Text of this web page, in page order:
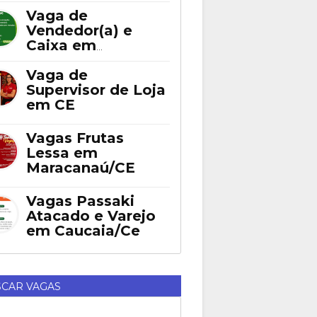
Vaga de
Vendedor(a) e
Caixa em
Vaga de
Supervisor de Loja
em CE
Vagas Frutas
Lessa em
Maracanaú/CE
Vagas Passaki
Atacado e Varejo
em Caucaia/Ce
VAGAS